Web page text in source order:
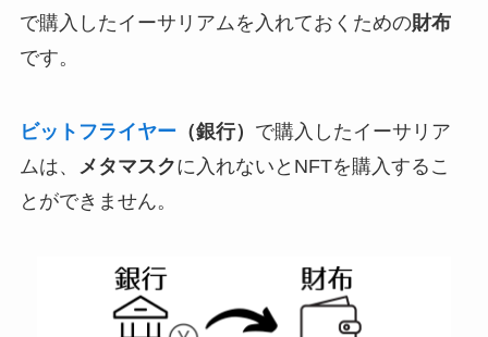
で購入したイーサリアムを入れておくための財布
です。
ビットフライヤー（銀行） で購入したイーサリア
ムは、
メタマスクに入れないとNFTを購入するこ
とができません。